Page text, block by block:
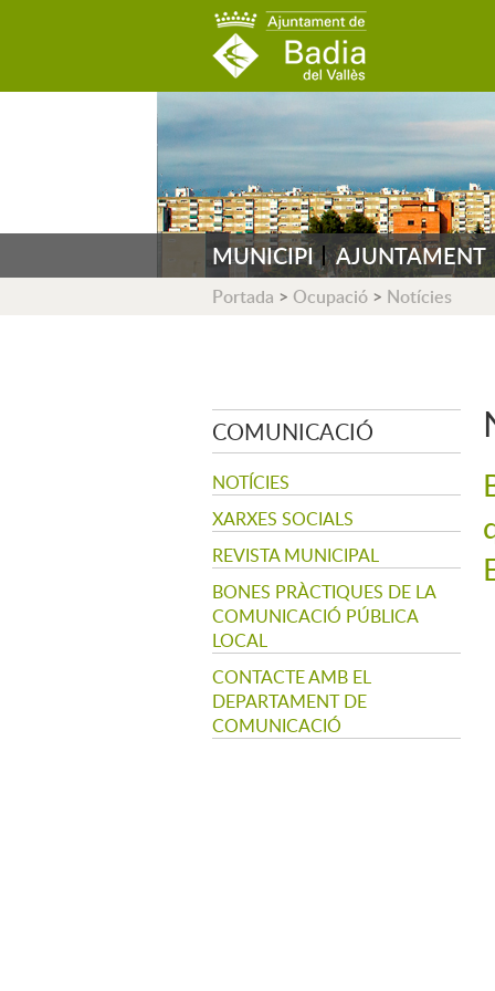
MUNICIPI AJUNTAMENT
Portada > Ocupació > Notícies
COMUNICACIÓ
NOTÍCIES
XARXES SOCIALS
REVISTA MUNICIPAL
BONES PRÀCTIQUES DE LA
COMUNICACIÓ PÚBLICA
LOCAL
CONTACTE AMB EL
DEPARTAMENT DE
COMUNICACIÓ